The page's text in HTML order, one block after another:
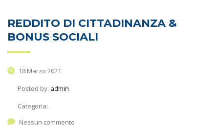
REDDITO DI CITTADINANZA &
BONUS SOCIALI
18 Marzo 2021
Posted by: admin
Categoria:
Nessun commento